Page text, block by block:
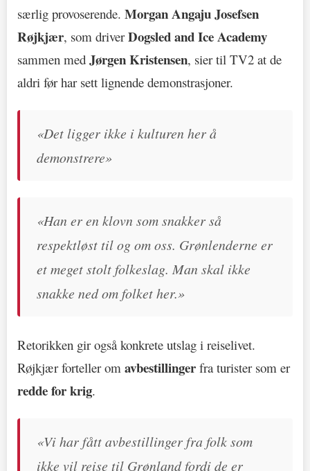
særlig provoserende. Morgan Angaju Josefsen
Røjkjær, som driverDogsled and Ice Academy
sammen med Jørgen Kristensen, sier til TV2 at de
aldri før har sett lignende demonstrasjoner.
«Det ligger ikke i kulturen her å
demonstrere»
«Han er en klovn som snakker så
respektløst til og om oss. Grønlenderne er
et meget stolt folkeslag. Man skal ikke
snakke ned om folket her.»
Retorikken gir også konkrete utslag i reiselivet.
Røjkjær forteller om avbestillinger fra turister som er
redde for krig.
«Vi har fått avbestillinger fra folk som
ikke vil reise til Grønland fordi de er